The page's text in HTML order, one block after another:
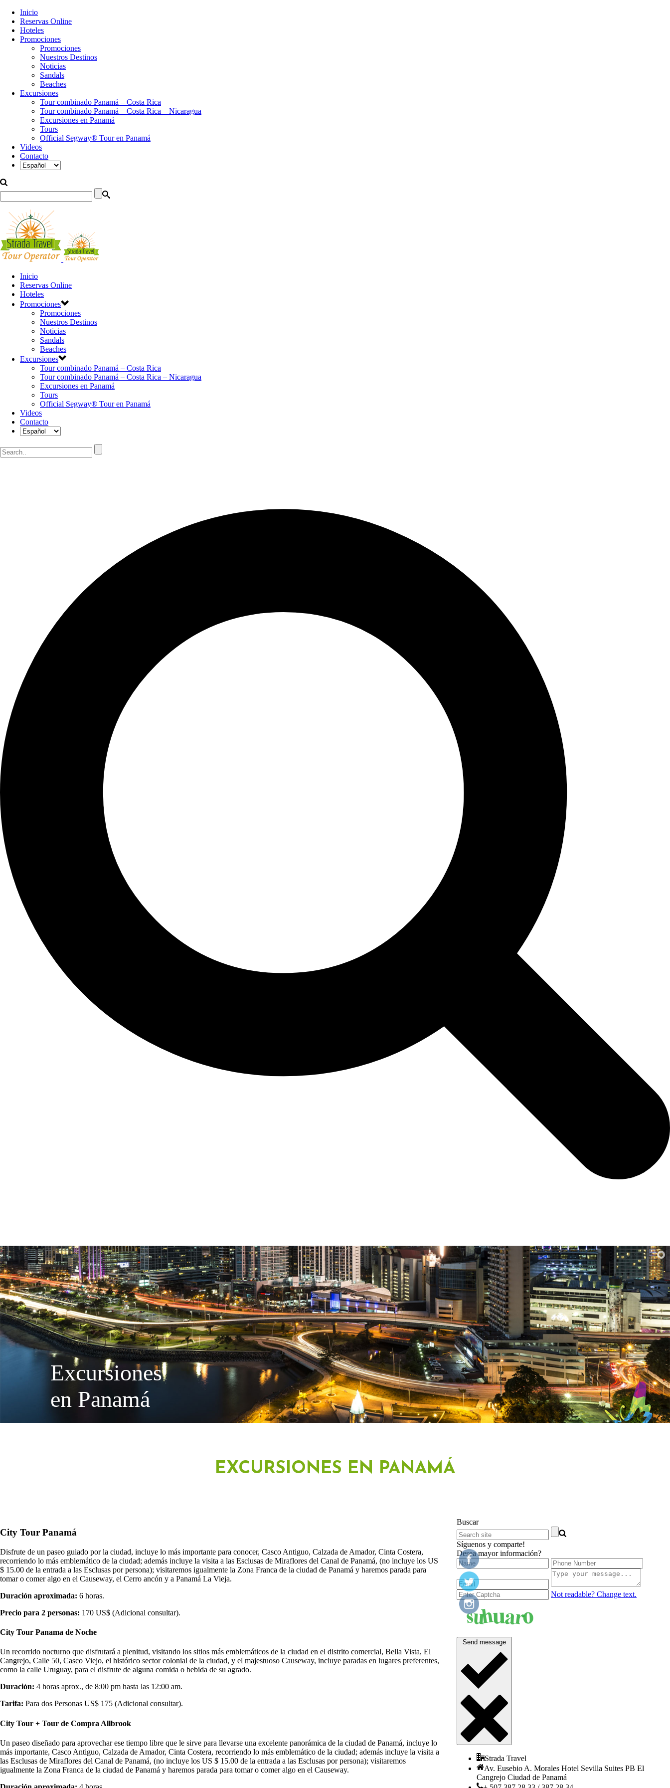
Inicio
Reservas Online
Hoteles
Promociones
Promociones
Nuestros Destinos
Noticias
Sandals
Beaches
Excursiones
Tour combinado Panamá – Costa Rica
Tour combinado Panamá – Costa Rica – Nicaragua
Excursiones en Panamá
Tours
Official Segway® Tour en Panamá
Videos
Contacto
Inicio
Reservas Online
Hoteles
Promociones
Promociones
Nuestros Destinos
Noticias
Sandals
Beaches
Excursiones
Tour combinado Panamá – Costa Rica
Tour combinado Panamá – Costa Rica – Nicaragua
Excursiones en Panamá
Tours
Official Segway® Tour en Panamá
Videos
Contacto
Excursiones
en Panamá
EXCURSIONES EN PANAMÁ
City Tour Panamá
Disfrute de un paseo guiado por la ciudad, incluye lo más importante para conocer, Casco Antiguo, Calzada de Amador, Cinta Costera,
recorriendo lo más emblemático de la ciudad; además incluye la visita a las Esclusas de Miraflores del Canal de Panamá, (no incluye los US
$ 15.00 de la entrada a las Esclusas por persona); visitaremos igualmente la Zona Franca de la ciudad de Panamá y haremos parada para
tomar o comer algo en el Causeway, el Cerro ancón y a Panamá La Vieja.
Duración aproximada: 6 horas.
Precio para 2 personas: 170 US$ (Adicional consultar).
City Tour Panama de Noche
Un recorrido nocturno que disfrutará a plenitud, visitando los sitios más emblemáticos de la ciudad en el distrito comercial, Bella Vista, El
Cangrejo, Calle 50, Casco Viejo, el histórico sector colonial de la ciudad, y el majestuoso Causeway, incluye paradas en lugares preferentes,
como la calle Uruguay, para el disfrute de alguna comida o bebida de su agrado.
Duración: 4 horas aprox., de 8:00 pm hasta las 12:00 am.
Tarifa: Para dos Personas US$ 175 (Adicional consultar).
City Tour + Tour de Compra Allbrook
Un paseo diseñado para aprovechar ese tiempo libre que le sirve para llevarse una excelente panorámica de la ciudad de Panamá, incluye lo
más importante, Casco Antiguo, Calzada de Amador, Cinta Costera, recorriendo lo más emblemático de la ciudad; además incluye la visita a
las Esclusas de Miraflores del Canal de Panamá, (no incluye los US $ 15.00 de la entrada a las Esclusas por persona); visitaremos
igualmente la Zona Franca de la ciudad de Panamá y haremos parada para tomar o comer algo en el Causeway.
Buscar
Síguenos y comparte!
Desea mayor información?
Not readable? Change text.
Send message
Strada Travel
Av. Eusebio A. Morales Hotel Sevilla Suites PB El
Cangrejo Ciudad de Panamá